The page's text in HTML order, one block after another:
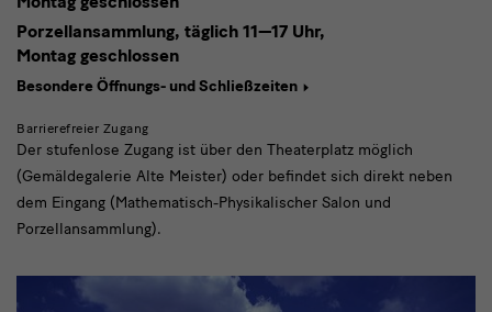
Porzellansammlung, täglich 11—17 Uhr,
Montag geschlossen
Besondere Öffnungs- und Schließzeiten
Barrierefreier Zugang
Der stufenlose Zugang ist über den Theaterplatz möglich
(Gemäldegalerie Alte Meister) oder befindet sich direkt neben
dem Eingang (Mathematisch-Physikalischer Salon und
Porzellansammlung).